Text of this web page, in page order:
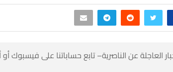
العاجلة عن الناصرية– تابع حساباتنا على فيسبوك